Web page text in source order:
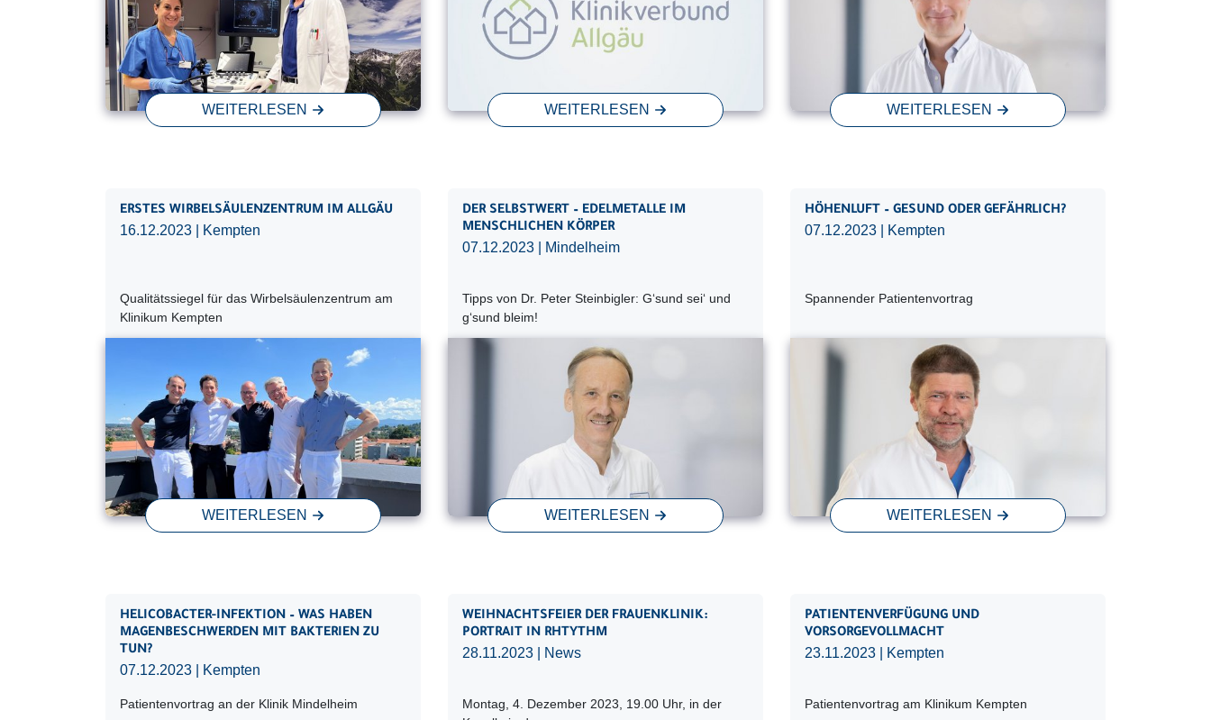
WEITERLESEN WEITERLESEN WEITERLESEN
ERSTES WIRBELSÄULENZENTRUM IM ALLGÄU
16.12.2023 | Kempten
Qualitätssiegel für das Wirbelsäulenzentrum am
Klinikum Kempten
WEITERLESEN
DER SELBSTWERT – EDELMETALLE IM
MENSCHLICHEN KÖRPER
07.12.2023 | Mindelheim
Tipps von Dr. Peter Steinbigler: G‘sund sei‘ und
g‘sund bleim!
WEITERLESEN
HÖHENLUFT – GESUND ODER GEFÄHRLICH?
07.12.2023 | Kempten
Spannender Patientenvortrag
WEITERLESEN
HELICOBACTER-INFEKTION – WAS HABEN
MAGENBESCHWERDEN MIT BAKTERIEN ZU
TUN?
07.12.2023 | Kempten
Patientenvortrag an der Klinik Mindelheim
WEIHNACHTSFEIER DER FRAUENKLINIK:
PORTRAIT IN RHTYTHM
28.11.2023 | News
Montag, 4. Dezember 2023, 19.00 Uhr, in der
PATIENTENVERFÜGUNG UND
VORSORGEVOLLMACHT
23.11.2023 | Kempten
Patientenvortrag am Klinikum Kempten